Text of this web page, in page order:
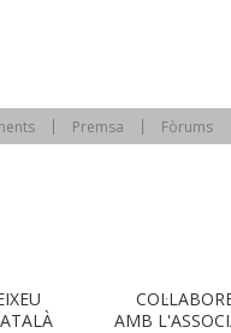
Premsa Fòrums
AMB